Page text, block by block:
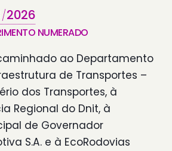
/2026
NUMERADO
ao Departamento
de Transportes –
dos Transportes, à
Regional do Dnit, à
de Governador
S.A. e à EcoRodovias